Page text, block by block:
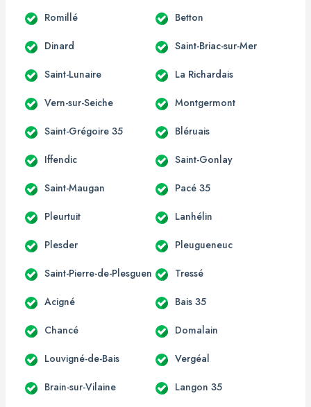
Romillé Betton
Dinard Saint-Briac-sur-Mer
Saint-Lunaire La Richardais
Vern-sur-Seiche Montgermont
Saint-Grégoire 35 Bléruais
Iffendic Saint-Gonlay
Saint-Maugan Pacé 35
Pleurtuit Lanhélin
Plesder Pleugueneuc
Saint-Pierre-de-Plesguen Tressé
Acigné Bais 35
Chancé Domalain
Louvigné-de-Bais Vergéal
Brain-sur-Vilaine Langon 35